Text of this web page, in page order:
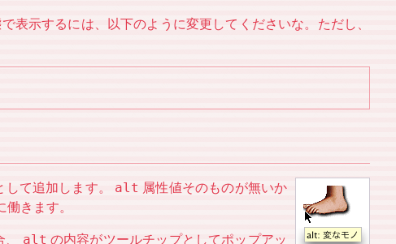
表示するには、以下のように変更してくださいな。ただし、
して追加します。 alt 属性値そのものが無いか
きます。
、 alt の内容がツールチップとしてポップアッ